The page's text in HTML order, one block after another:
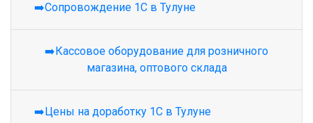
➡️Сопровождение 1С в Тулуне
➡️Кассовое оборудование для розничного
магазина, оптового склада
➡️Цены на доработку 1С в Тулуне